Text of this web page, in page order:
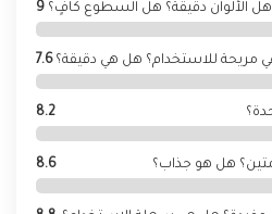
الألوان دقيقة؟ هل السطوع كافٍ؟ 9
مريحة للاستخدام؟ هل هي دقيقة؟ 7.6
8.2
هل هو جذاب؟ 8.6